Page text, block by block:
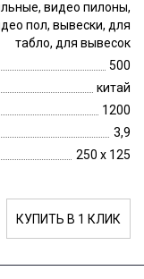
видео пилоны,
пол, вывески, для
табло, для вывесок
500
китай
1200
3,9
250 x 125
КУПИТЬ В 1 КЛИК